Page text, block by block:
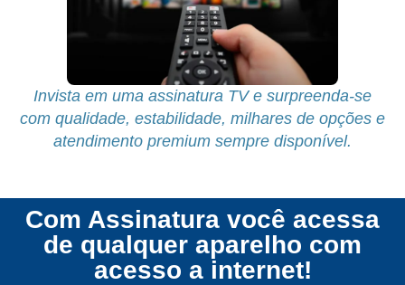
Invista em uma assinatura TV e surpreenda-se
com qualidade, estabilidade, milhares de opções e
atendimento premium sempre disponível.
Com Assinatura você acessa
de qualquer aparelho com
acesso a internet!